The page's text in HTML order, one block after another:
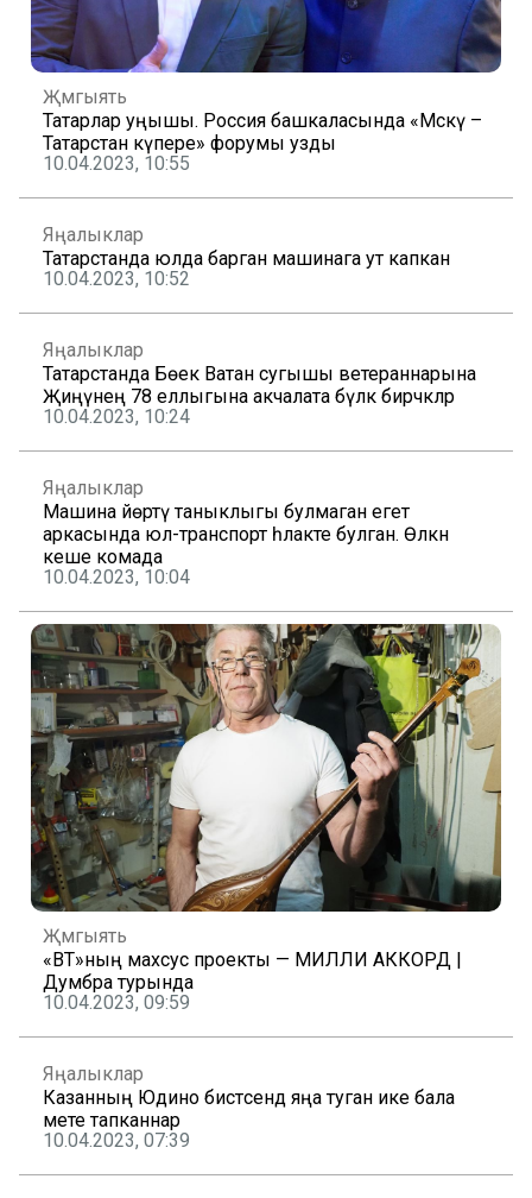
Җәмгыять
Татарлар уңышы. Россия башкаласында «Мәскәү –
Татарстан күпере» форумы узды
10.04.2023, 10:55
Яңалыклар
Татарстанда юлда барган машинага ут капкан
10.04.2023, 10:52
Яңалыклар
Татарстанда Бөек Ватан сугышы ветераннарына
Җиңүнең 78 еллыгына акчалата бүләк бирәчәкләр
10.04.2023, 10:24
Яңалыклар
Машина йөртү таныклыгы булмаган егет
аркасында юл-транспорт һәлакәте булган. Өлкән
кеше комада
10.04.2023, 10:04
Җәмгыять
«ВТ»ның махсус проекты — МИЛЛИ АККОРД |
Думбра турында
10.04.2023, 09:59
Яңалыклар
Казанның Юдино бистәсендә яңа туган ике бала
мәете тапканнар
10.04.2023, 07:39